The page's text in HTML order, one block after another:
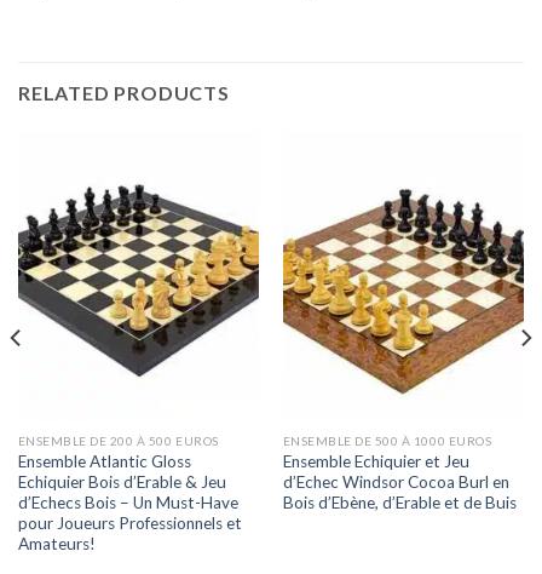
RELATED PRODUCTS
ENSEMBLE DE 200 À 500 EUROS
Ensemble Atlantic Gloss
Echiquier Bois d’Erable & Jeu
d’Echecs Bois – Un Must-Have
pour Joueurs Professionnels et
Amateurs!
ENSEMBLE DE 500 À 1000 EUROS
Ensemble Echiquier et Jeu
d’Echec Windsor Cocoa Burl en
Bois d’Ebène, d’Erable et de Buis